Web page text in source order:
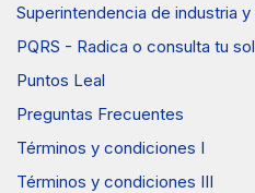
Superintendencia de industria
PQRS - Radica o consulta tu
Puntos Leal
Preguntas Frecuentes
Términos y condiciones I
Términos y condiciones III